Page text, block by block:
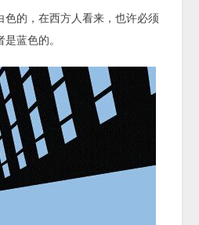
色的，在西方人看来，也许必须
蓝色的。